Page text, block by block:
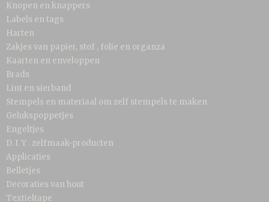
Knopen en knappers
Labels en tags
Harten
Zakjes van papier, stof , folie en organza
Kaarten en enveloppen
Brads
Lint en sierband
Stempels en materiaal om zelf stempels te maken
Gelukspoppetjes
Engeltjes
D. I. Y . zelfmaak-producten
Applicaties
Belletjes
Decoraties van hout
Textieltape